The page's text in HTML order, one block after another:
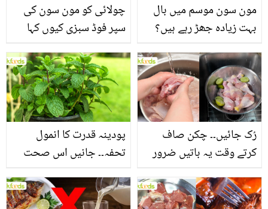
چولائی کو مون سون کی
سپر فوڈ سبزی کیوں کہا
منرلز اور اینٹی آکسیڈنٹس
سے بھرپور اس سبزی کے
فائدے
مون سون موسم میں بال
بہت زیادہ جھڑ رہے ہیں؟
بنانے کے چند قدرتی طریقے
پودینہ قدرت کا انمول
تحفہ۔۔ جانیں اس صحت
انگیز طبی فوائد
رُک جائیں۔۔ چکن صاف
کرتے وقت یہ باتیں ضرور